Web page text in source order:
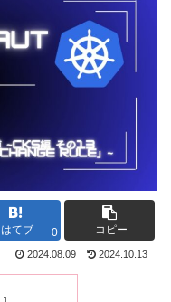
はてブ 0 コピー
2024.08.09 2024.10.13